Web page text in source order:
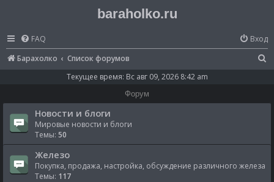
baraholko.ru
FAQ
Вход
Барахолко
Список форумов
с
Текущее время: Вс авг 09, 2026 8:42 am
Форум
Новости и блоги
Мировые новости и блоги
Темы: 50
Железо
Покупка, продажа, настройка, обсуждение различного железа
Темы: 117